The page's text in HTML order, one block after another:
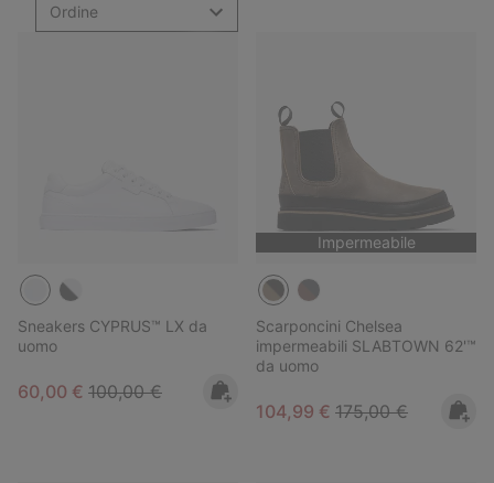
Ordine
Sneakers CYPRUS™ LX da
uomo
Sale price:
60,00 € Regular price:
100,00 €
Impermeabile
Scarponcini Chelsea
impermeabili SLABTOWN 62'™
da uomo
Sale price:
104,99 € Regular price:
175,00 €